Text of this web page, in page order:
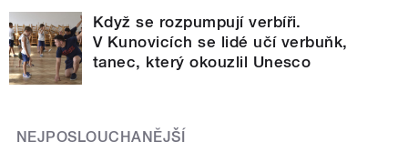
Když se rozpumpují verbíři.
V Kunovicích se lidé učí verbuňk,
tanec, který okouzlil Unesco
NEJPOSLOUCHANĚJŠÍ